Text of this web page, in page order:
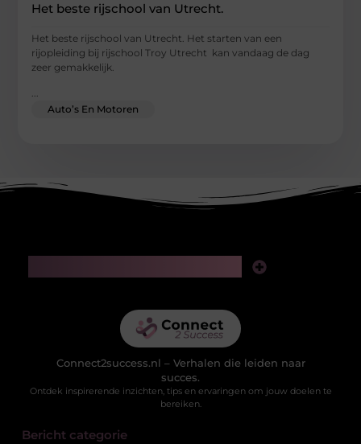
Het beste rijschool van Utrecht.
Het beste rijschool van Utrecht. Het starten van een
rijopleiding bij rijschool Troy Utrecht kan vandaag de dag
zeer gemakkelijk.
...
Auto’s En Motoren
Connect2success.nl – Verhalen die leiden naar
succes.
Ontdek inspirerende inzichten, tips en ervaringen om jouw doelen te
bereiken.
Bericht categorie